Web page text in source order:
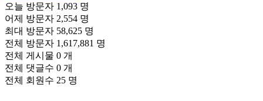
오늘 방문자 1,093 명
어제 방문자 2,554 명
최대 방문자 58,625 명
전체 방문자 1,617,881 명
전체 게시물 0 개
전체 댓글수 0 개
전체 회원수 25 명